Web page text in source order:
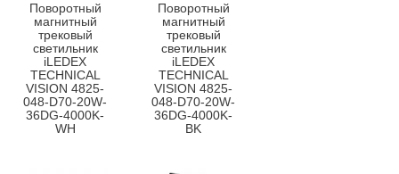
Поворотный
магнитный
трековый
светильник
iLEDEX
TECHNICAL
VISION 4825-
048-D70-20W-
36DG-4000K-
WH
Поворотный
магнитный
трековый
светильник
iLEDEX
TECHNICAL
VISION 4825-
048-D70-20W-
36DG-4000K-
BK